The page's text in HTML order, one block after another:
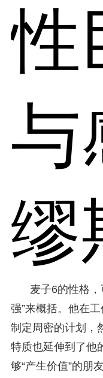
性
与
缪
麦子6的性格
强”来概括。他在
制定周密的计划，
特质也延伸到了他
够“产生价值”的朋